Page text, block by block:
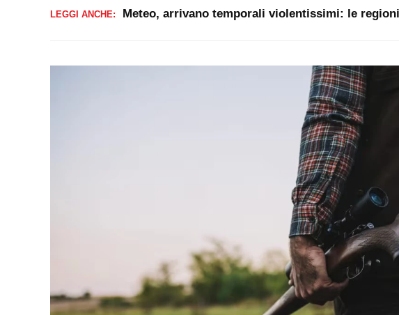
LEGGI ANCHE: Meteo, arrivano temporali violentissimi: le